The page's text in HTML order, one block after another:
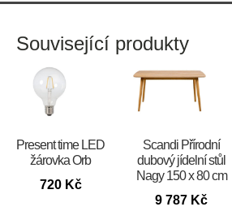
Související produkty
Present time LED
žárovka Orb
720 Kč
Scandi Přírodní
dubový jídelní stůl
Nagy 150 x 80 cm
9 787 Kč